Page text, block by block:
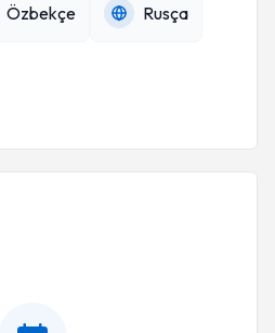
Özbekçe Rusça